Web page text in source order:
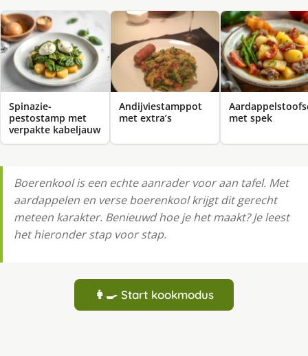
Spinazie-
pestostamp met
verpakte kabeljauw
Andijviestamppot
met extra’s
met spek
Boerenkool is een echte aanrader voor aan tafel. Met
aardappelen en verse boerenkool krijgt dit gerecht
meteen karakter. Benieuwd hoe je het maakt? Je leest
het hieronder stap voor stap.
👩‍🍳 Start kookmodus